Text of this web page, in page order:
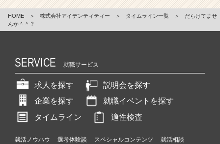
HOME ＞ 株式会社アイデンティティー ＞ タイムライン一覧 ＞
だらけてませ
んか＾＾？
SERVICE 就職サービス
求人を探す
説明会を探す
企業を探す
就職イベントを探す
タイムライン
適性検査
就活ノウハウ 選考体験談 スペシャルコンテンツ
就活相談